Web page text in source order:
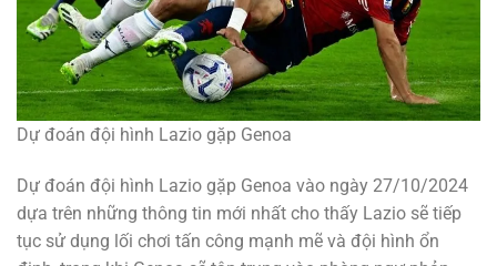
Dự đoán đội hình Lazio gặp Genoa
Dự đoán đội hình Lazio gặp Genoa vào ngày 27/10/2024
dựa trên những thông tin mới nhất cho thấy Lazio sẽ tiếp
tục sử dụng lối chơi tấn công mạnh mẽ và đội hình ổn